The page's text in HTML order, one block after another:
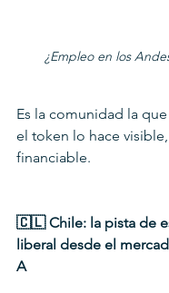
¿Empleo en los
Es la comunidad la
el token lo hace
financiable.
🇨🇱 Chile: la pista de
liberal desde el
A